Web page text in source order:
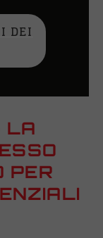
LA
PER
DEI